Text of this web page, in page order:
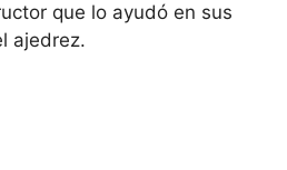
que lo ayudó en sus
ajedrez.